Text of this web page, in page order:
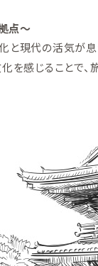
点～
と現代の活気が息
を感じることで、